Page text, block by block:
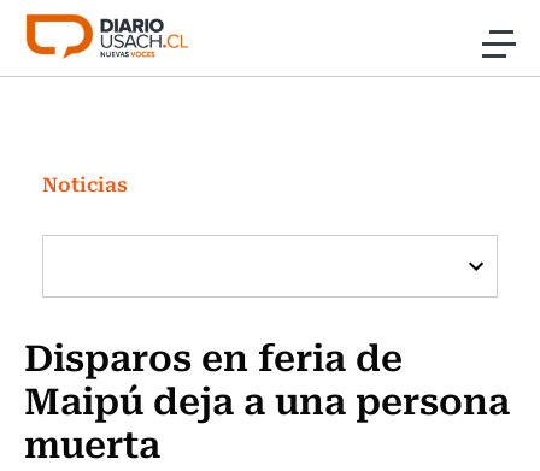
Click acá para ir directamente al contenido
Investigación
Cultura
Programas Radio y TV Usach
Noticias
Disparos en feria de
Maipú deja a una persona
muerta